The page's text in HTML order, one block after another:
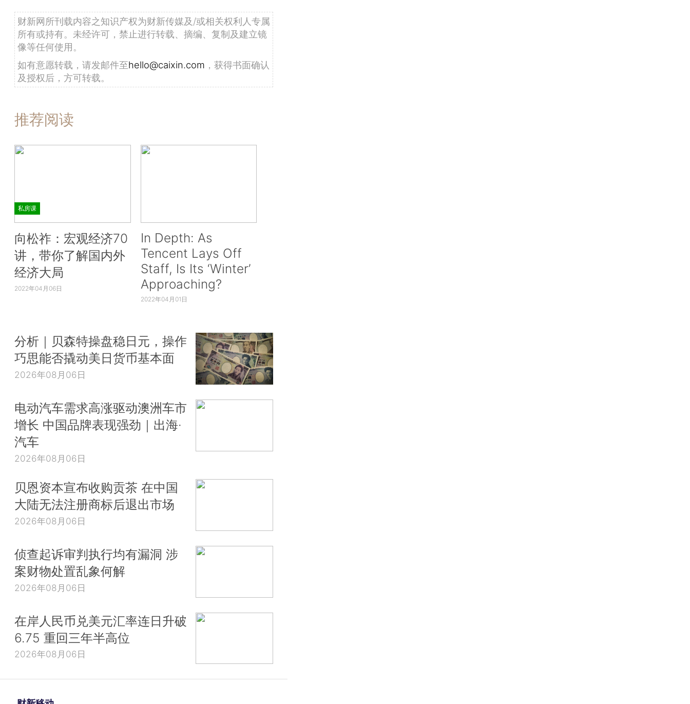
财新网所刊载内容之知识产权为财新传媒及/或相关权利人专属
所有或持有。未经许可，禁止进行转载、摘编、复制及建立镜
像等任何使用。
如有意愿转载，请发邮件至hello@caixin.com ，获得书面确认
及授权后，方可转载。
推荐阅读
私房课
向松祚：宏观经济70
讲，带你了解国内外
经济大局
2022年04月06日
In Depth: As
Tencent Lays Off
Staff, Is Its ‘Winter’
Approaching?
2022年04月01日
分析｜贝森特操盘稳日元，操作
巧思能否撬动美日货币基本面
2026年08月06日
电动汽车需求高涨驱动澳洲车市
增长 中国品牌表现强劲｜出海·
汽车
2026年08月06日
贝恩资本宣布收购贡茶 在中国
大陆无法注册商标后退出市场
2026年08月06日
侦查起诉审判执行均有漏洞 涉
案财物处置乱象何解
2026年08月06日
在岸人民币兑美元汇率连日升破
6.75 重回三年半高位
2026年08月06日